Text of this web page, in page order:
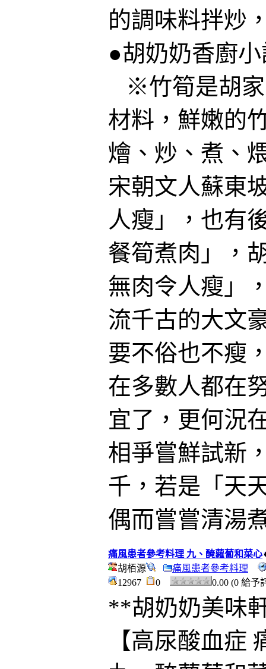
的調味料拌炒
●胡奶奶香廚
※竹筍是胡家
材料，鮮嫩的
燴、炒、煮、
宋朝文人蘇東
人瘦」，也有
餐筍煮肉」，
無肉令人瘦」
流千古的大文
要不俗也不瘦
在多數人都在
宜了，更何況
相爭嘗鮮試新
千，若是「天
偶而嘗嘗清湯
痛風患者參考料理 九、醃蘿蔔和菜心
胡栢源
痛風患者參考料理
12967
0 0.00 (0 給予
**胡奶奶美味
【高尿酸血症